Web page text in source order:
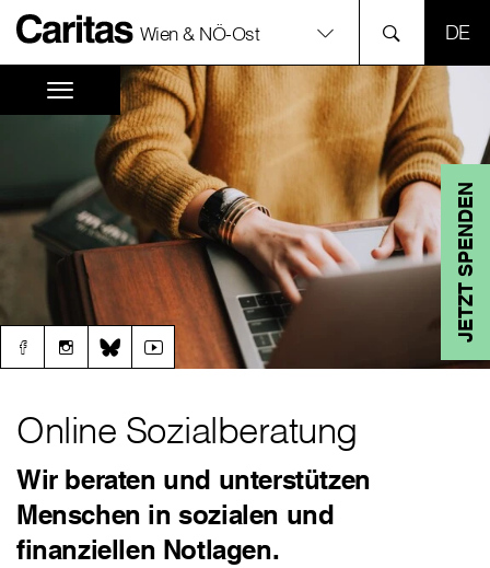
Wien & NÖ-Ost
JETZT SPENDEN
Online Sozialberatung
Wir beraten und unterstützen
Menschen in sozialen und
finanziellen Notlagen.